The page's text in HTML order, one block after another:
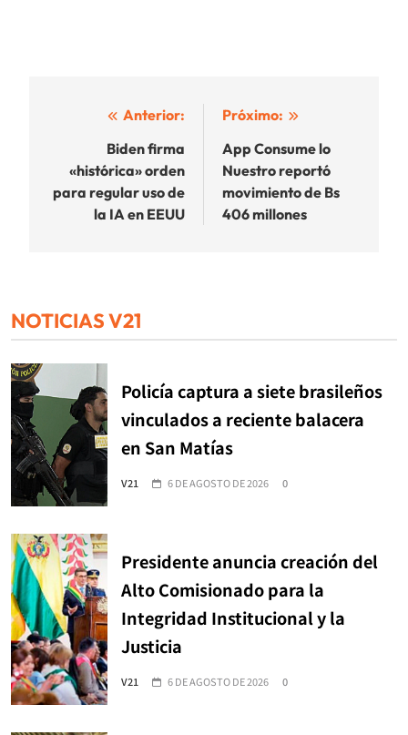
Navegación
entradas
Anterior:
Biden firma
«histórica» orden
para regular uso de
la IA en EEUU
Próximo:
App Consume lo
Nuestro reportó
movimiento de Bs
406 millones
NOTICIAS V21
Policía captura a siete brasileños
vinculados a reciente balacera
en San Matías
V21 6 DE AGOSTO DE 2026 0
Presidente anuncia creación del
Alto Comisionado para la
Integridad Institucional y la
Justicia
V21 6 DE AGOSTO DE 2026 0